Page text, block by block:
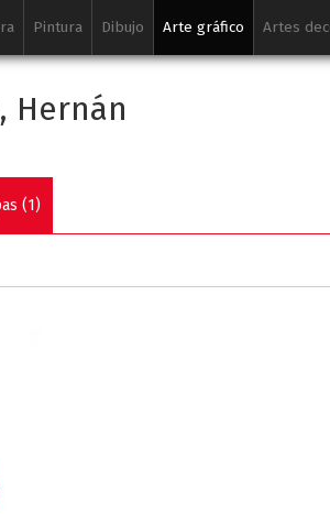
Pintura Dibujo Arte gráfico Artes
Hernán
(1)